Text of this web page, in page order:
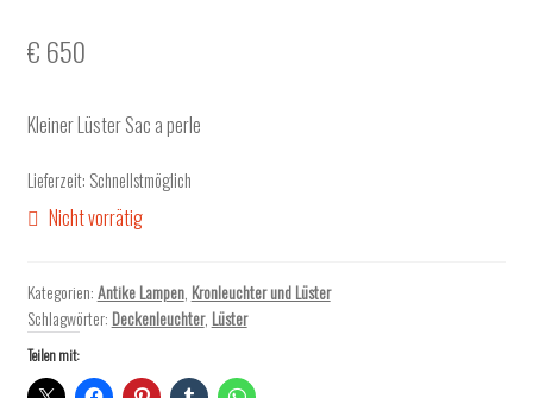
€ 650
Kleiner Lüster Sac a perle
Lieferzeit: Schnellstmöglich
Nicht vorrätig
Kategorien:Antike Lampen, Kronleuchter und Lüster
Schlagwörter: Deckenleuchter, Lüster
Teilen mit: